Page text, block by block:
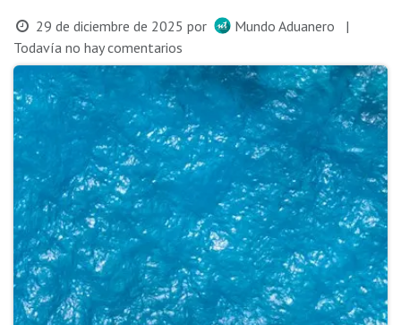
29 de diciembre de 2025 por Mundo Aduanero
|
Todavía no hay comentarios